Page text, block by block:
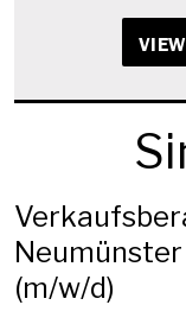
(m/w/d)